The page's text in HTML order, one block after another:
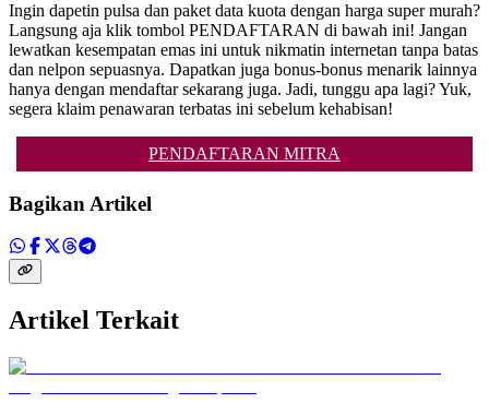
Ingin dapetin pulsa dan paket data kuota dengan harga super murah?
Langsung aja klik tombol PENDAFTARAN di bawah ini! Jangan
lewatkan kesempatan emas ini untuk nikmatin internetan tanpa batas
dan nelpon sepuasnya. Dapatkan juga bonus-bonus menarik lainnya
hanya dengan mendaftar sekarang juga. Jadi, tunggu apa lagi? Yuk,
segera klaim penawaran terbatas ini sebelum kehabisan!
PENDAFTARAN MITRA
Bagikan Artikel
Artikel Terkait